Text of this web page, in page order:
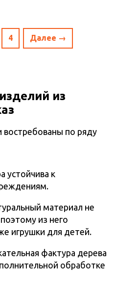
4 Далее →
из
востребованы по ряду
устойчива к
материал не
из него
игрушки для детей.
фактура дерева
обработке